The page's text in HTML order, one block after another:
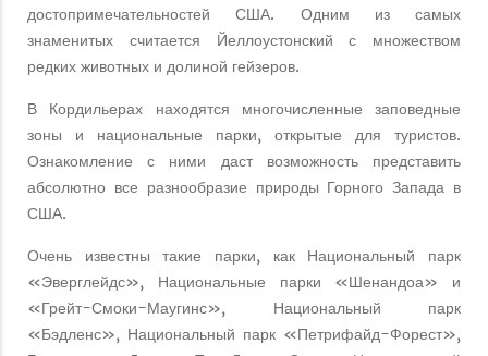
достопримечательностей США. Одним из самых
знаменитых считается Йеллоустонский с множеством
редких животных и долиной гейзеров.
В Кордильерах находятся многочисленные заповедные
зоны и национальные парки, открытые для туристов.
Ознакомление с ними даст возможность представить
абсолютно все разнообразие природы Горного Запада в
США.
Очень известны такие парки, как Национальный парк
«Эверглейдс», Национальные парки «Шенандоа» и
«Грейт-Смоки-Маугинс», Национальный парк
«Бэдленс», Национальный парк «Петрифайд-Форест»,